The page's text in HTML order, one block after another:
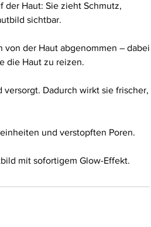
der Haut: Sie zieht Schmutz,
sichtbar.
von der Haut abgenommen – dabei
die Haut zu reizen.
Dadurch wirkt sie frischer,
und verstopften Poren.
mit sofortigem Glow-Effekt.